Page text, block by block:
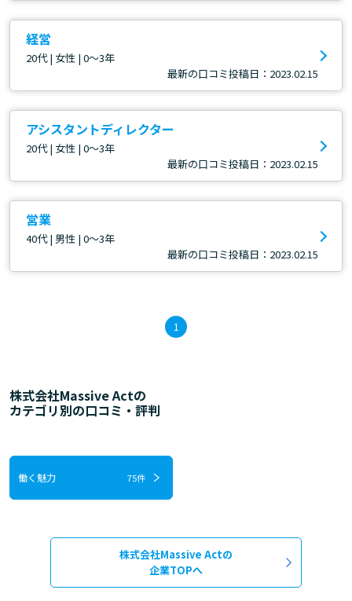
経営
20代 | 女性 | 0～3年
最新の口コミ投稿日：2023.02.15
アシスタントディレクター
20代 | 女性 | 0～3年
最新の口コミ投稿日：2023.02.15
営業
40代 | 男性 | 0～3年
最新の口コミ投稿日：2023.02.15
1
株式会社Massive Actの
カテゴリ別の口コミ・評判
働く魅力 75件
株式会社Massive Actの
企業TOPへ